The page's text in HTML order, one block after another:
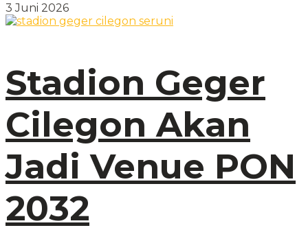
3 Juni 2026
Stadion Geger
Cilegon Akan
Jadi Venue PON
2032